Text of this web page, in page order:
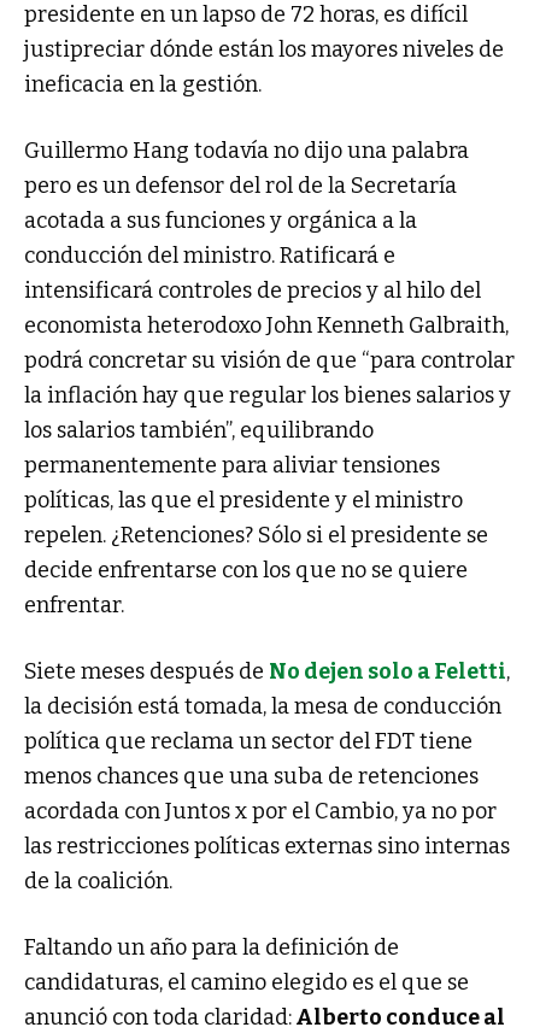
presidente en un lapso de 72 horas, es difícil
justipreciar dónde están los mayores niveles de
ineficacia en la gestión.
Guillermo Hang todavía no dijo una palabra
pero es un defensor del rol de la Secretaría
acotada a sus funciones y orgánica a la
conducción del ministro. Ratificará e
intensificará controles de precios y al hilo del
economista heterodoxo John Kenneth Galbraith,
podrá concretar su visión de que “para controlar
la inflación hay que regular los bienes salarios y
los salarios también”, equilibrando
permanentemente para aliviar tensiones
políticas, las que el presidente y el ministro
repelen. ¿Retenciones? Sólo si el presidente se
decide enfrentarse con los que no se quiere
enfrentar.
Siete meses después de No dejen solo a Feletti,
la decisión está tomada, la mesa de conducción
política que reclama un sector del FDT tiene
menos chances que una suba de retenciones
acordada con Juntos x por el Cambio, ya no por
las restricciones políticas externas sino internas
de la coalición.
Faltando un año para la definición de
candidaturas, el camino elegido es el que se
anunció con toda claridad:Alberto conduce al